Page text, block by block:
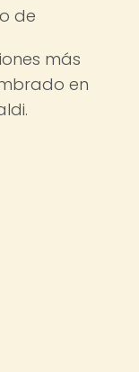
de
más
en